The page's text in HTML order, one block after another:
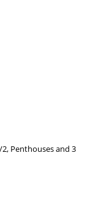
Penthouses and 3